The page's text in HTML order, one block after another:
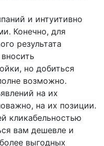
и интуитивно
Конечно, для
результата
но добиться
возможно.
на их
на их позиции.
кликабельностью
вам дешевле и
выгодных